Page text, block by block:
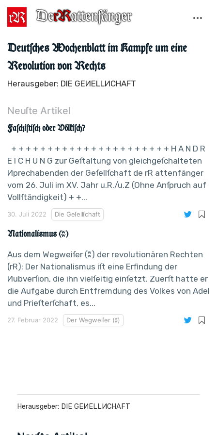
Deutſches Wochenblatt im Kampfe um eine
Revolution von Rechts
Herausgeber: DIE GEИELLИCHAFT
Neuſte Artikel
Faſchiſtiſch oder Völkiſch?
+ + + + + + + + + + + + + + + + + + + + + + H A N D R
E I C H U N G zur Geſtaltung von gleichgeſchalteten
Иprechabenden der Geſellſchaft de rR attenfänger
vom 26. Juli im XV. Jahr u.R./u.Z (Ohne Anſpruch auf
Vollſtändigkeit) + +...
30. Juli 2022 Die Geſellſchaft
Nationalismus (ʬ)
Aus dem Wegweiſer (ʬ) der revolutionären Rechten
(rR): Der Nationalismus iſt eine Erﬁndung der
Иubverſion, die ihn vielſeitig einſetzt. Zuerſt hatte er
die Aufgabe durch Entfremdung des Volkes von Adel
und Prieſterſchaft, es...
27. Februar 2022 Der Wegweiſer (ʬ)
Herausgeber: DIE GEИELLИCHAFT